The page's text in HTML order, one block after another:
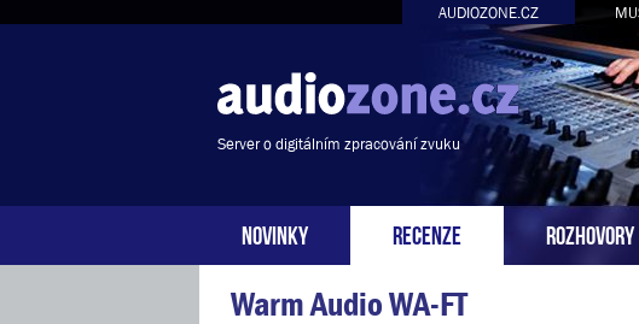
AUDIOZONE.CZ
Server o digitálním zpracování zvuku
NOVINKY RECENZE ROZHOVORY
Warm Audio WA-FT